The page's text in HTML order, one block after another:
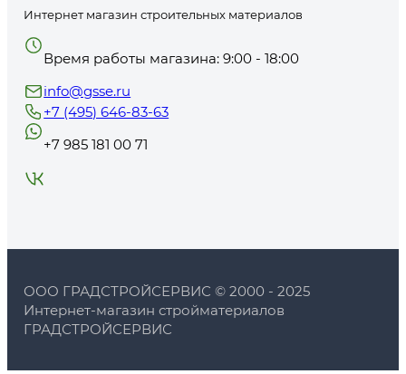
Лакра, Parade, Baumit, Основит, Murexin, Ceresit. Каждый бренд
сертифицированную, экологически безопасную продукцию. В
доставляется сразу после совершения заказа.
Интернет магазин строительных материалов
Время работы магазина: 9:00 - 18:00
info@gsse.ru
+7 (495) 646-83-63
+7 985 181 00 71
ООО ГРАДСТРОЙСЕРВИС © 2000 - 2025
Интернет-магазин стройматериалов
ГРАДСТРОЙСЕРВИС